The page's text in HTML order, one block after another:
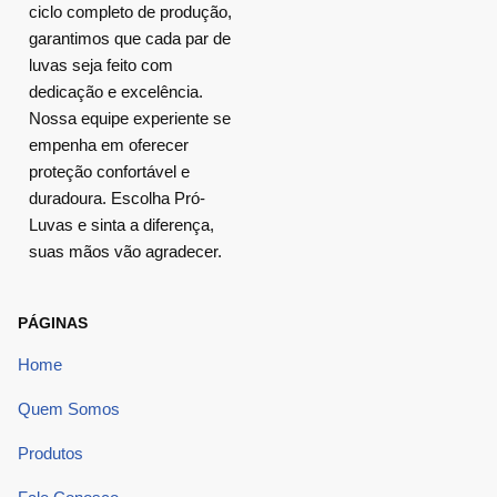
ciclo completo de produção,
garantimos que cada par de
luvas seja feito com
dedicação e excelência.
Nossa equipe experiente se
empenha em oferecer
proteção confortável e
duradoura. Escolha Pró-
Luvas e sinta a diferença,
suas mãos vão agradecer.
PÁGINAS
Home
Quem Somos
Produtos